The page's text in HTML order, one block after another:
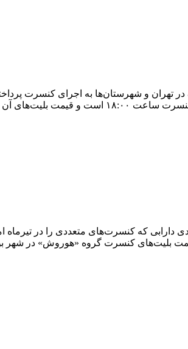
تا ۱۲۰‌ هزارتومان متغیر است.
شهر بوکان از ۴۰‌ هزارتومان تا ۱۱۰‌ هزارتومان متغیر است و علاقمندان برای